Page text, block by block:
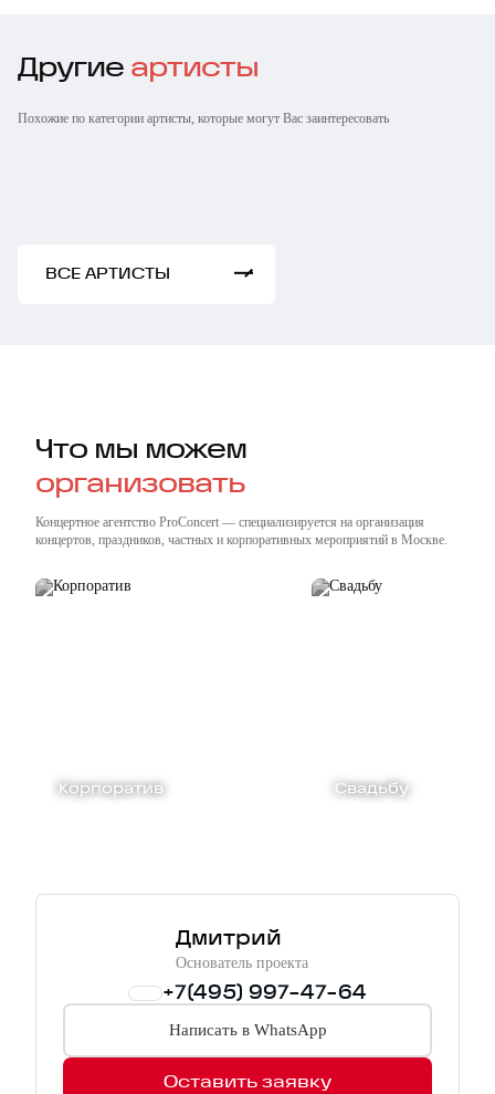
Другие артисты
Похожие по категории артисты, которые могут Вас заинтересовать
Оркестр Виртуозы
Василиса
ВСЕ АРТИСТЫ
Что мы можем
организовать
Концертное агентство ProConcert — cпециализируется на организация
концертов, праздников, частных и корпоративных мероприятий в Москве.
Корпоратив Свадьбу
Дмитрий
Основатель проекта
+7(495) 997-47-64
Написать в WhatsApp
Оставить заявку